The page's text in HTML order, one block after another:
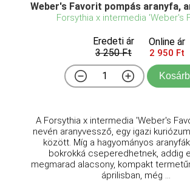
Weber's Favorit pompás aranyfa,
Forsythia x intermedia 'Weber's
Eredeti ár
3 250 Ft
Online ár
2 950 Ft
A Forsythia x intermedia 'Weber's
nevén aranyvessző, egy igazi
között. Míg a hagyományos
bokrokká cseperedhetnek, addig
megmarad alacsony, kompakt
áprilisban, még ...